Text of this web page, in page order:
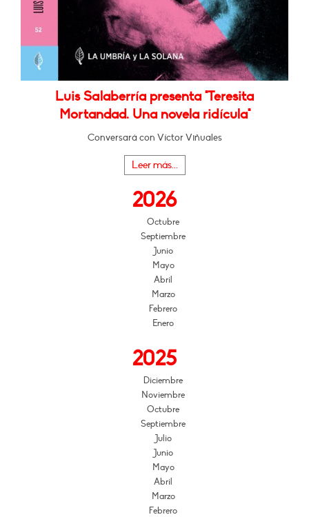
Luis Salaberría presenta "Teresita
Mortandad. Una novela ridícula"
Conversará con Víctor Viñuales
Leer más...
2026
Octubre
Septiembre
Junio
Mayo
Abril
Marzo
Febrero
Enero
2025
Diciembre
Noviembre
Octubre
Septiembre
Julio
Junio
Mayo
Abril
Marzo
Febrero